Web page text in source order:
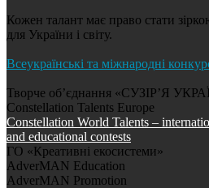
Кожен талант має право стати
для України і світу.
Всеукраїнські та міжнародні
Творче об’єднання «СУЗІР’Я
Constellation Talents Europe
Constellation World Talents –
and educational contests
ГО «Креативні екосистеми»
AdverMAN Education
AdverMAN Promotion